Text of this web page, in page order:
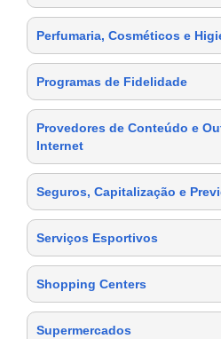
Perfumaria, Cosméticos e
Programas de Fidelidade
Provedores de Conteúdo e
Internet
Seguros, Capitalização e
Serviços Esportivos
Shopping Centers
Supermercados